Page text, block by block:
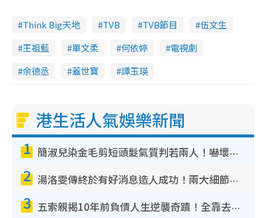
Think Big天地 TVB TVB節目
伍文生
王祖藍
單文柔 何依婷
電視劇
余德丞
蓋世寶 譚玉瑛
港生活人氣娛樂新聞
1 簡淑兒染金毛剪短頭髮氣質判若兩人！嚇壞老公麥大力都認唔出：「你做咩事？」
2 湯洛雯傳終於有好消息造人成功！兩大細節曝孕味極濃惹猜測：大肚婆先會咁！
3 五索親揭10年前負債人生逆襲奇蹟！全靠去一地方轉運後即遇上馬先生